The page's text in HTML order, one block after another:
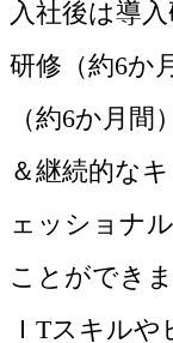
入社後は導
研修（約6か
（約6か月
＆継続的な
ェッショナ
ことができま
ＩTスキル